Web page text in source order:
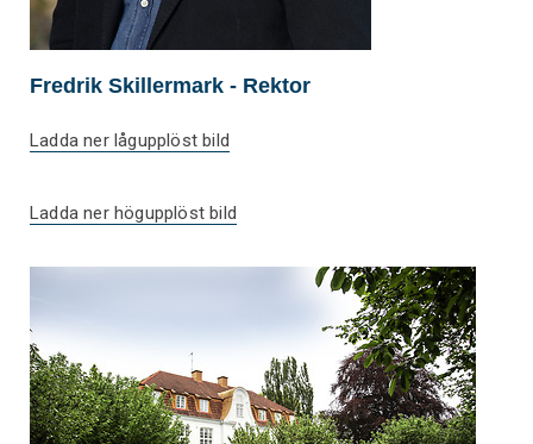
Fredrik Skillermark - Rektor
Ladda ner lågupplöst bild
Ladda ner högupplöst bild